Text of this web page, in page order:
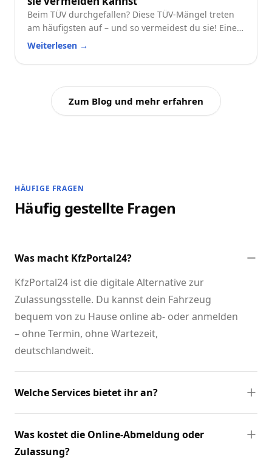
Beim TÜV durchgefallen? Diese TÜV-Mängel treten
am häufigsten auf – und so vermeidest du sie! Eine
praktische Checkliste für alle Autofahrer.
Weiterlesen →
Zum Blog und mehr erfahren
HÄUFIGE FRAGEN
Häufig gestellte Fragen
Was macht KfzPortal24?
KfzPortal24 ist die digitale Alternative zur
Zulassungsstelle. Du kannst dein Fahrzeug
bequem von zu Hause online ab- oder anmelden
– ohne Termin, ohne Wartezeit,
deutschlandweit.
Welche Services bietet ihr an?
Was kostet die Online-Abmeldung oder
Zulassung?